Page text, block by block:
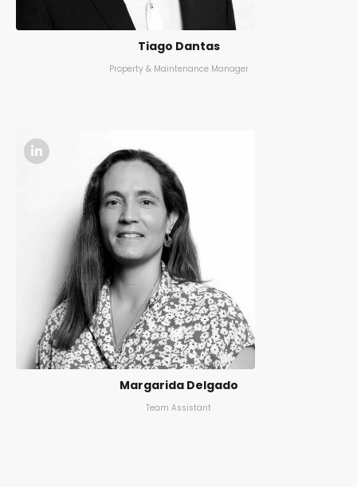
Tiago Dantas
Property & Maintenance Manager
Margarida Delgado
Team Assistant